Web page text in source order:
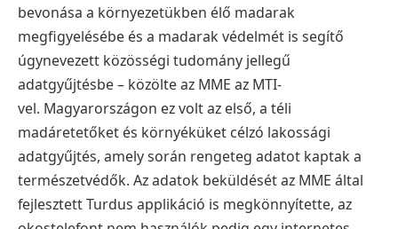
bevonása a környezetükben élő madarak
megfigyelésébe és a madarak védelmét is segítő
úgynevezett közösségi tudomány jellegű
adatgyűjtésbe – közölte az MME az MTI-
vel. Magyarországon ez volt az első, a téli
madáretetőket és környéküket célzó lakossági
adatgyűjtés, amely során rengeteg adatot kaptak a
természetvédők. Az adatok beküldését az MME által
fejlesztett Turdus applikáció is megkönnyítette, az